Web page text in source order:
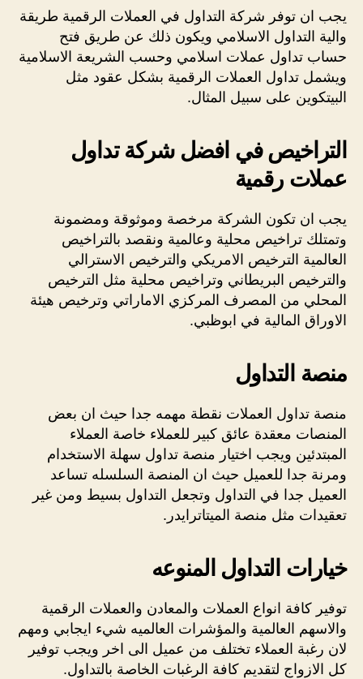
يجب ان توفر شركة التداول في العملات الرقمية طريقة
والية التداول الاسلامي ويكون ذلك عن طريق فتح
حساب تداول عملات اسلامي وحسب الشريعة الاسلامية
ويشمل تداول العملات الرقمية بشكل عقود مثل
البيتكوين على سبيل المثال.
التراخيص في افضل شركة تداول
عملات رقمية
يجب ان تكون الشركة مرخصة وموثوقة ومضمونة
وتمتلك تراخيص محلية وعالمية ونقصد بالتراخيص
العالمية الترخيص الامريكي والترخيص الاسترالي
والترخيص البريطاني وتراخيص محلية مثل الترخيص
المحلي من المصرف المركزي الاماراتي وترخيص هيئة
الاوراق المالية في ابوظبي.
منصة التداول
منصة تداول العملات نقطة مهمه جدا حيث ان بعض
المنصات معقدة عائق كبير للعملاء خاصة العملاء
المبتدئين ويجب اختيار منصة تداول سهلة الاستخدام
ومرنة جدا للعميل حيث ان المنصة السلسله تساعد
العميل جدا في التداول وتجعل التداول بسيط ومن غير
تعقيدات مثل منصة الميتاترايدر.
خيارات التداول المنوعه
توفير كافة انواع العملات والمعادن والعملات الرقمية
والاسهم العالمية والمؤشرات العالميه شيء ايجابي ومهم
لان رغبة العملاء تختلف من عميل الى اخر ويجب توفير
كل الازواج لتقديم كافة الرغبات الخاصة بالتداول.